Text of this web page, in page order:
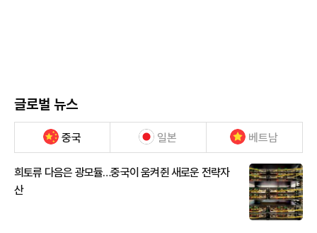
글로벌 뉴스
중국 일본 베트남
희토류 다음은 광모듈…중국이 움켜쥔 새로운 전략자
산